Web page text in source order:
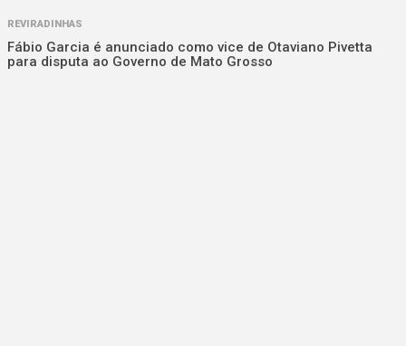
REVIRADINHAS
Fábio Garcia é anunciado como vice de Otaviano Pivetta
para disputa ao Governo de Mato Grosso